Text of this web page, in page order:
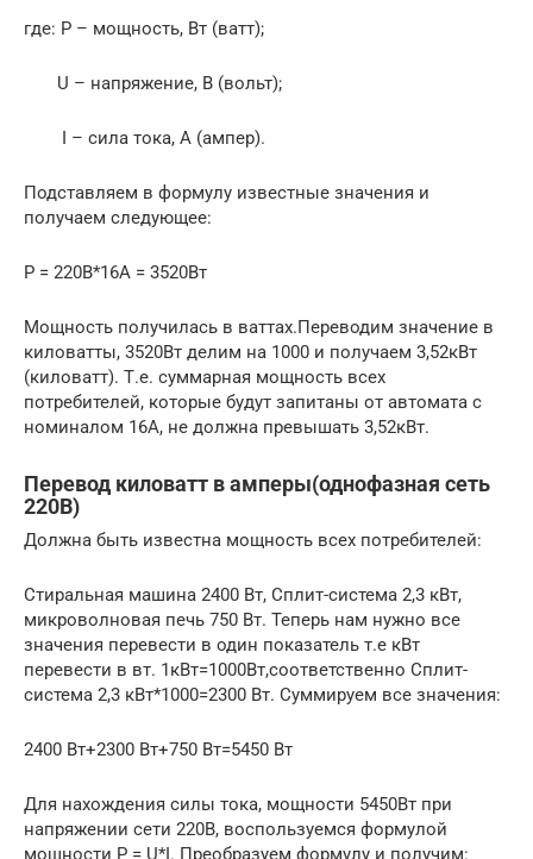
где: P – мощность, Вт (ватт);
U – напряжение, В (вольт);
I – сила тока, А (ампер).
Подставляем в формулу известные значения и
получаем следующее:
P = 220В*16А = 3520Вт
Мощность получилась в ваттах.Переводим значение в
киловатты, 3520Вт делим на 1000 и получаем 3,52кВт
(киловатт). Т.е. суммарная мощность всех
потребителей, которые будут запитаны от автомата с
номиналом 16А, не должна превышать 3,52кВт.
Перевод киловатт в амперы(однофазная сеть
220В)
Должна быть известна мощность всех потребителей:
Стиральная машина 2400 Вт, Сплит-система 2,3 кВт,
микроволновая печь 750 Вт. Теперь нам нужно все
значения перевести в один показатель т.е кВт
перевести в вт. 1кВт=1000Вт,соответственно Сплит-
система 2,3 кВт*1000=2300 Вт. Суммируем все значения:
2400 Вт+2300 Вт+750 Вт=5450 Вт
Для нахождения силы тока, мощности 5450Вт при
напряжении сети 220В, воспользуемся формулой
мощности P = U*I. Преобразуем формулу и получим: